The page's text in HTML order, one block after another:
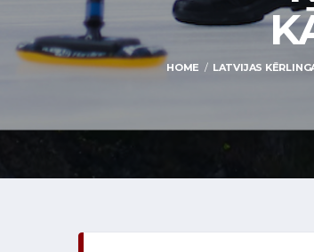
HOME LATVIJAS